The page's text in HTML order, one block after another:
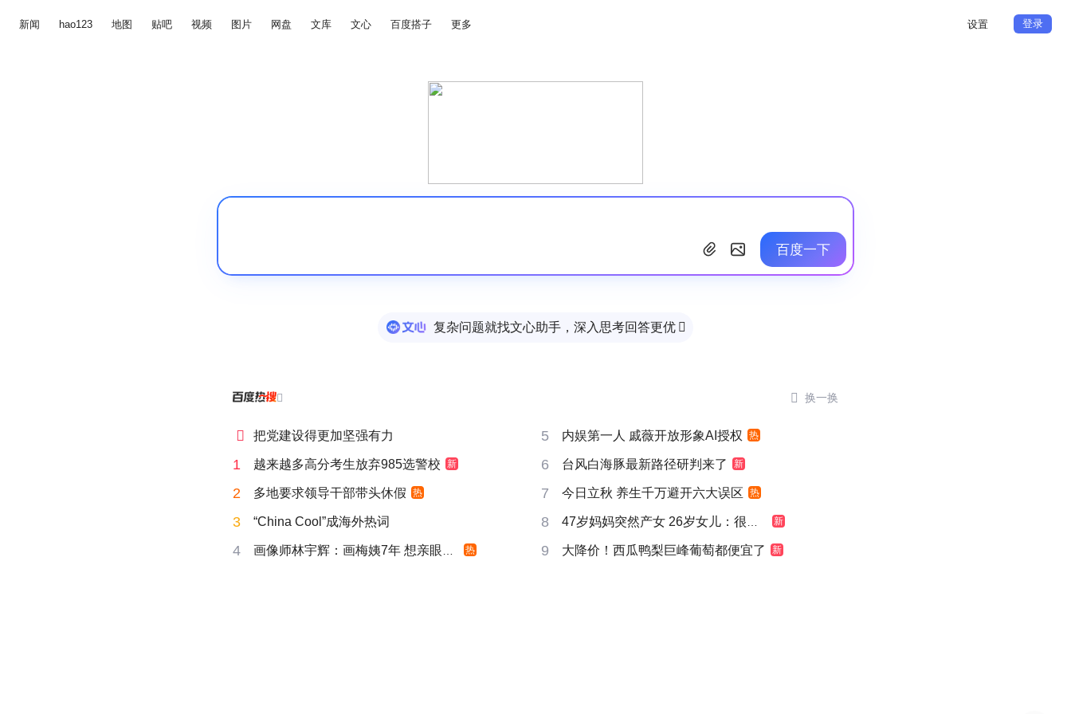
新闻 hao123 地图 贴吧 视频 图片 网盘 文库 文心 百度搭子 更多 设置 登录
百度一下
复杂问题就找文心助手，深入思考回答更优 
  换一换
 把党建设得更加坚强有力 5 内娱第一人 戚薇开放形象AI授权 热
1 越来越多高分考生放弃985选警校 新 6 台风白海豚最新路径研判来了 新
2 多地要求领导干部带头休假 热 7 今日立秋 养生千万避开六大误区 热
3 “China Cool”成海外热词 8 47岁妈妈突然产女 26岁女儿：很震惊 新
4 画像师林宇辉：画梅姨7年 想亲眼看看 热 9 大降价！西瓜鸭梨巨峰葡萄都便宜了 新